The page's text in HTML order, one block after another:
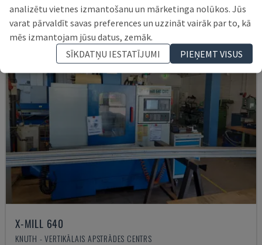
X-MILL 640
KNUTH - VERTIKĀLAIS APSTRĀDES CENTRS
analizētu vietnes izmantošanu un mārketinga nolūkos. Jūs
varat pārvaldīt savas preferences un uzzināt vairāk par to, kā
mēs izmantojam jūsu datus, zemāk.
SĪKDATŅU IESTATĪJUMI
PIEŅEMT VISUS